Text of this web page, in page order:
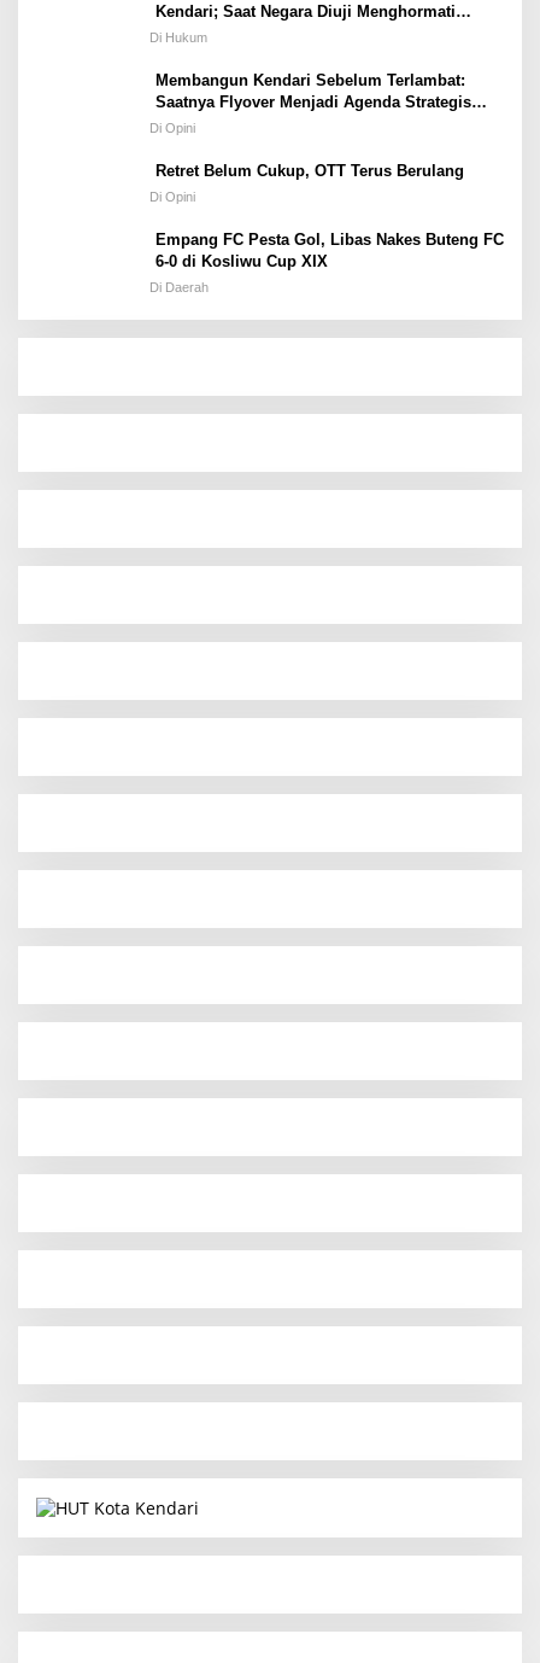
Kendari; Saat Negara Diuji Menghormati
Hukum atau Kekuasaan
Di Hukum
Membangun Kendari Sebelum Terlambat:
Saatnya Flyover Menjadi Agenda Strategis
Kota
Di Opini
Retret Belum Cukup, OTT Terus Berulang
Di Opini
Empang FC Pesta Gol, Libas Nakes Buteng FC
6-0 di Kosliwu Cup XIX
Di Daerah